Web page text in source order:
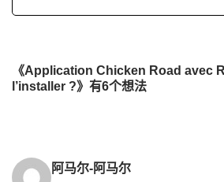
《Application Chicken Road avec
l’installer ?》有6个想法
阿马尔-阿马尔